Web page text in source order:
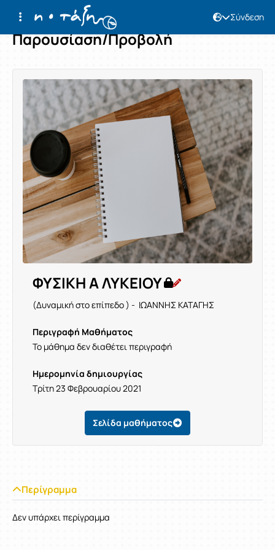
Σύνδεση
Παρουσίαση/Προβολή
ΦΥΣΙΚΗ Α ΛΥΚΕΙΟΥ
(Δυναμική στο επίπεδο ) - ΙΩΑΝΝΗΣ ΚΑΤΑΓΗΣ
Περιγραφή Μαθήματος
Το μάθημα δεν διαθέτει περιγραφή
Ημερομηνία δημιουργίας
Τρίτη 23 Φεβρουαρίου 2021
Σελίδα μαθήματος
Περίγραμμα
Δεν υπάρχει περίγραμμα